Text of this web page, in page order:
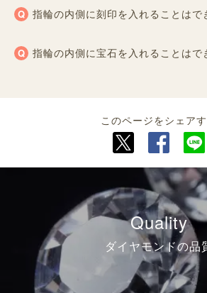
指輪の内側に刻印を入れることはで
指輪の内側に宝石を入れることはで
このページをシェア
Quality
ダイヤモンドの品